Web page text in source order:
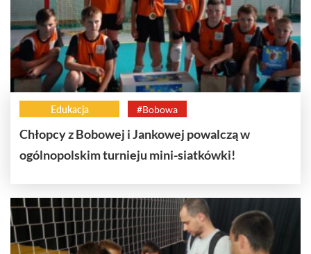
Edukacja #Bobowa
Chłopcy z Bobowej i Jankowej powalczą w
ogólnopolskim turnieju mini-siatkówki!